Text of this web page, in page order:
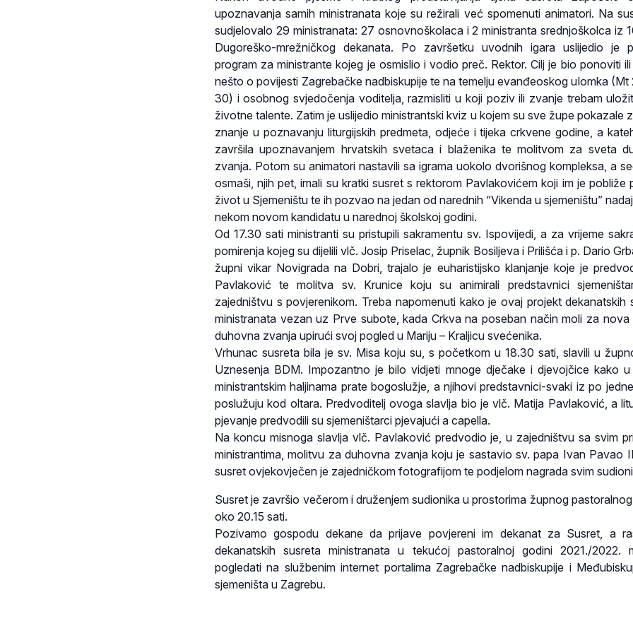
upoznavanja samih ministranata koje su režirali već spomenuti animatori. Na
sudjelovalo 29 ministranata: 27 osnovnoškolaca i 2 ministranta srednjoškolca iz
Dugoreško-mrežničkog dekanata. Po završetku uvodnih igara uslijedio je
program za ministrante kojeg je osmislio i vodio preč. Rektor. Cilj je bio ponoviti
nešto o povijesti Zagrebačke nadbiskupije te na temelju evanđeoskog ulomka (Mt
30) i osobnog svjedočenja voditelja, razmisliti u koji poziv ili zvanje trebam
životne talente. Zatim je uslijedio ministrantski kviz u kojem su sve župe pokazale
znanje u poznavanju liturgijskih predmeta, odjeće i tijeka crkvene godine, a
završila upoznavanjem hrvatskih svetaca i blaženika te molitvom za sveta
zvanja. Potom su animatori nastavili sa igrama uokolo dvorišnog kompleksa, a
osmaši, njih pet, imali su kratki susret s rektorom Pavlakovićem koji im je pobliže
život u Sjemeništu te ih pozvao na jedan od narednih “Vikenda u sjemeništu”
nekom novom kandidatu u narednoj školskoj godini.
Od 17.30 sati ministranti su pristupili sakramentu sv. Ispovijedi, a za vrijeme
pomirenja kojeg su dijelili vlč. Josip Priselac, župnik Bosiljeva i Prilišća i p. Dario
župni vikar Novigrada na Dobri, trajalo je euharistijsko klanjanje koje je
Pavlaković te molitva sv. Krunice koju su animirali predstavnici
zajedništvu s povjerenikom. Treba napomenuti kako je ovaj projekt dekanatskih
ministranata vezan uz Prve subote, kada Crkva na poseban način moli za
duhovna zvanja upirući svoj pogled u Mariju – Kraljicu svećenika.
Vrhunac susreta bila je sv. Misa koju su, s početkom u 18.30 sati, slavili u
Uznesenja BDM. Impozantno je bilo vidjeti mnoge dječake i djevojčice kako u
ministrantskim haljinama prate bogoslužje, a njihovi predstavnici-svaki iz po
poslužuju kod oltara. Predvoditelj ovoga slavlja bio je vlč. Matija Pavlaković, a
pjevanje predvodili su sjemeništarci pjevajući a capella.
Na koncu misnoga slavlja vlč. Pavlaković predvodio je, u zajedništvu sa svim
ministrantima, molitvu za duhovna zvanja koju je sastavio sv. papa Ivan Pavao
susret ovjekovječen je zajedničkom fotografijom te podjelom nagrada svim
Susret je završio večerom i druženjem sudionika u prostorima župnog
oko 20.15 sati.
Pozivamo gospodu dekane da prijave povjereni im dekanat za Susret, a
dekanatskih susreta ministranata u tekućoj pastoralnoj godini 2021./2022.
pogledati na službenim internet portalima Zagrebačke nadbiskupije i
sjemeništa u Zagrebu.